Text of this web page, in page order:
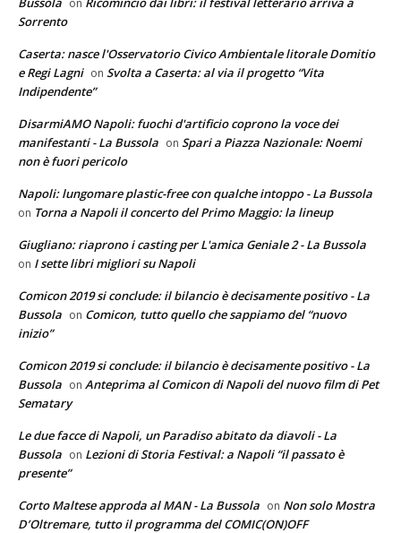
Sorrento
Caserta: nasce l'Osservatorio Civico Ambientale litorale Domitio
e Regi Lagni on Svolta a Caserta: al via il progetto “Vita
Indipendente”
DisarmiAMO Napoli: fuochi d'artificio coprono la voce dei
manifestanti - La Bussola on Spari a Piazza Nazionale: Noemi
non è fuori pericolo
Napoli: lungomare plastic-free con qualche intoppo - La Bussola
on Torna a Napoli il concerto del Primo Maggio: la lineup
Giugliano: riaprono i casting per L'amica Geniale 2 - La Bussola
on I sette libri migliori su Napoli
Comicon 2019 si conclude: il bilancio è decisamente positivo - La
Bussola on Comicon, tutto quello che sappiamo del “nuovo
inizio”
Comicon 2019 si conclude: il bilancio è decisamente positivo - La
Bussola on Anteprima al Comicon di Napoli del nuovo film di Pet
Sematary
Le due facce di Napoli, un Paradiso abitato da diavoli - La
Bussola on Lezioni di Storia Festival: a Napoli “il passato è
presente”
Corto Maltese approda al MAN - La Bussola on Non solo Mostra
D’Oltremare, tutto il programma del COMIC(ON)OFF